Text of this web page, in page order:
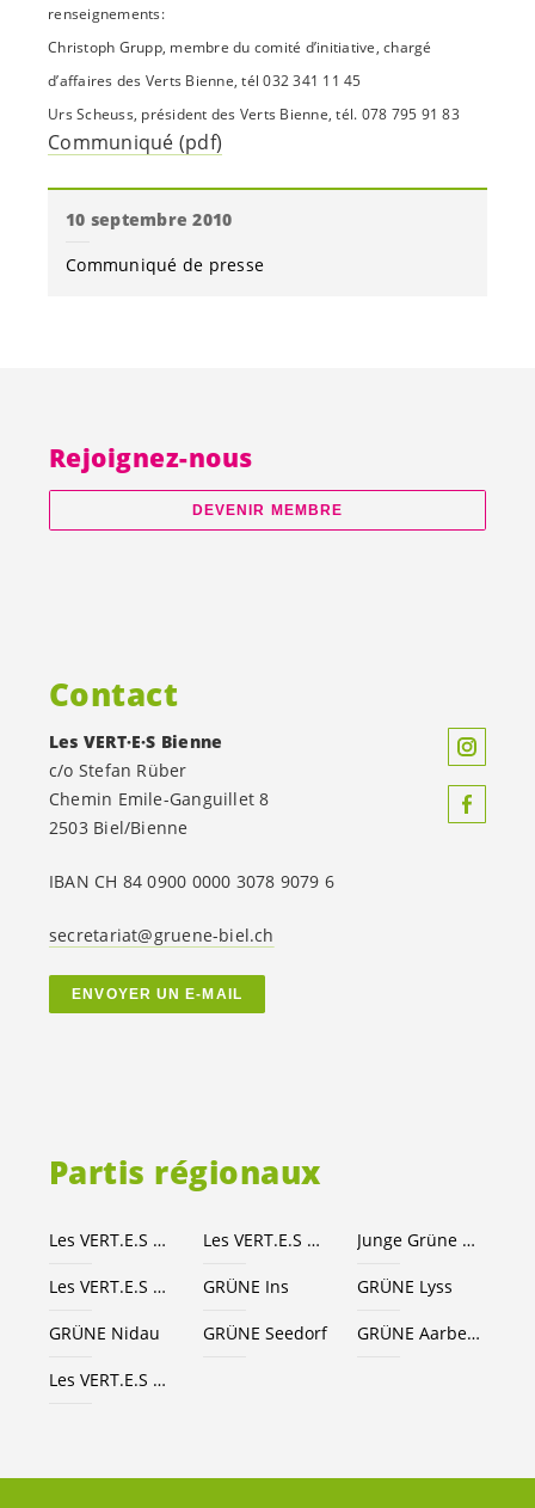
renseignements:
Christoph Grupp, membre du comité d’initiative, chargé
d’affaires des Verts Bienne, tél 032 341 11 45
Urs Scheuss, président des Verts Bienne, tél. 078 795 91 83
Communiqué (pdf)
10 septembre 2010
Communiqué de presse
Partis régionaux
Les VERT.E.S Les VERT.E.S Junge Grüne Kanton Bern
Les VERT.E.S GRÜNE Ins GRÜNE Lyss
GRÜNE Nidau GRÜNE Seedorf GRÜNE Aarberg
Les VERT.E.S
Rejoignez-nous
DEVENIR MEMBRE
Contact
Les VERT·E·S Bienne
c/o Stefan Rüber
Chemin Emile-Ganguillet 8
2503 Biel/Bienne
IBAN CH 84 0900 0000 3078 9079 6
secretariat@gruene-biel.ch
ENVOYER UN E-MAIL